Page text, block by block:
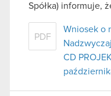
Spółka) informuje,
PDF
Wniosek o
CD